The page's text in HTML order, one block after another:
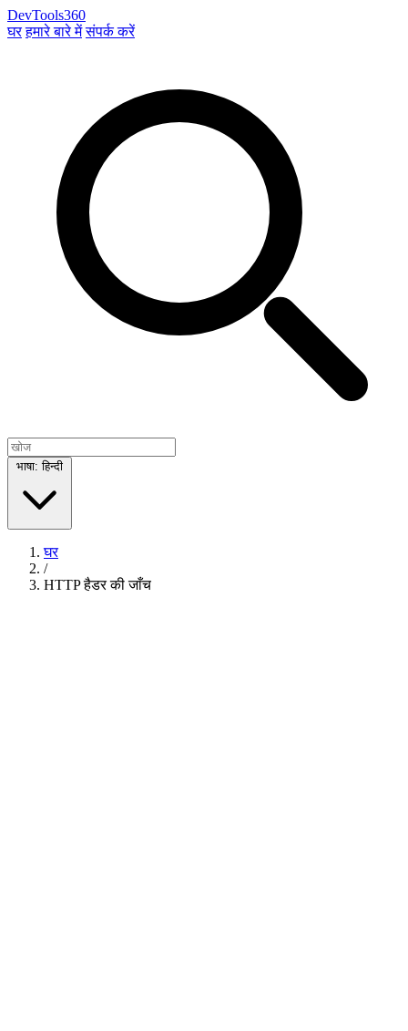
DevTools360
घर हमारे बारे में संपर्क करें
भाषा: हिन्दी
घर
/
HTTP हैडर की जाँच